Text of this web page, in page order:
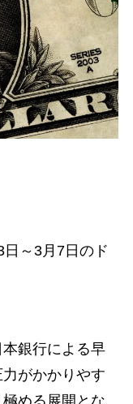
～3月7日のド
銀行による早
がかかりやす
める展開とな